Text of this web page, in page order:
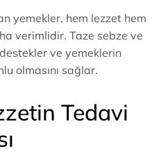
yemekler, hem lezzet hem
verimlidir. Taze sebze ve
destekler ve yemeklerin
olmasını sağlar.
Tedavi